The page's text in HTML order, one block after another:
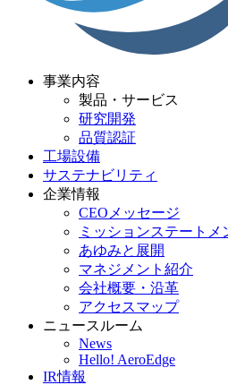
事業内容
製品・サービス
研究開発
品質認証
工場設備
サステナビリティ
企業情報
CEOメッセージ
ミッションステートメ
あゆみと展開
マネジメント紹介
会社概要・沿革
アクセスマップ
ニュースルーム
News
Hello! AeroEdge
IR情報